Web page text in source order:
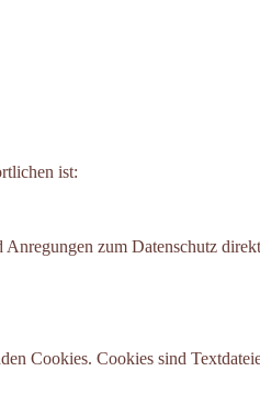
ist:
zum Datenschutz
Cookies. Cookies sind